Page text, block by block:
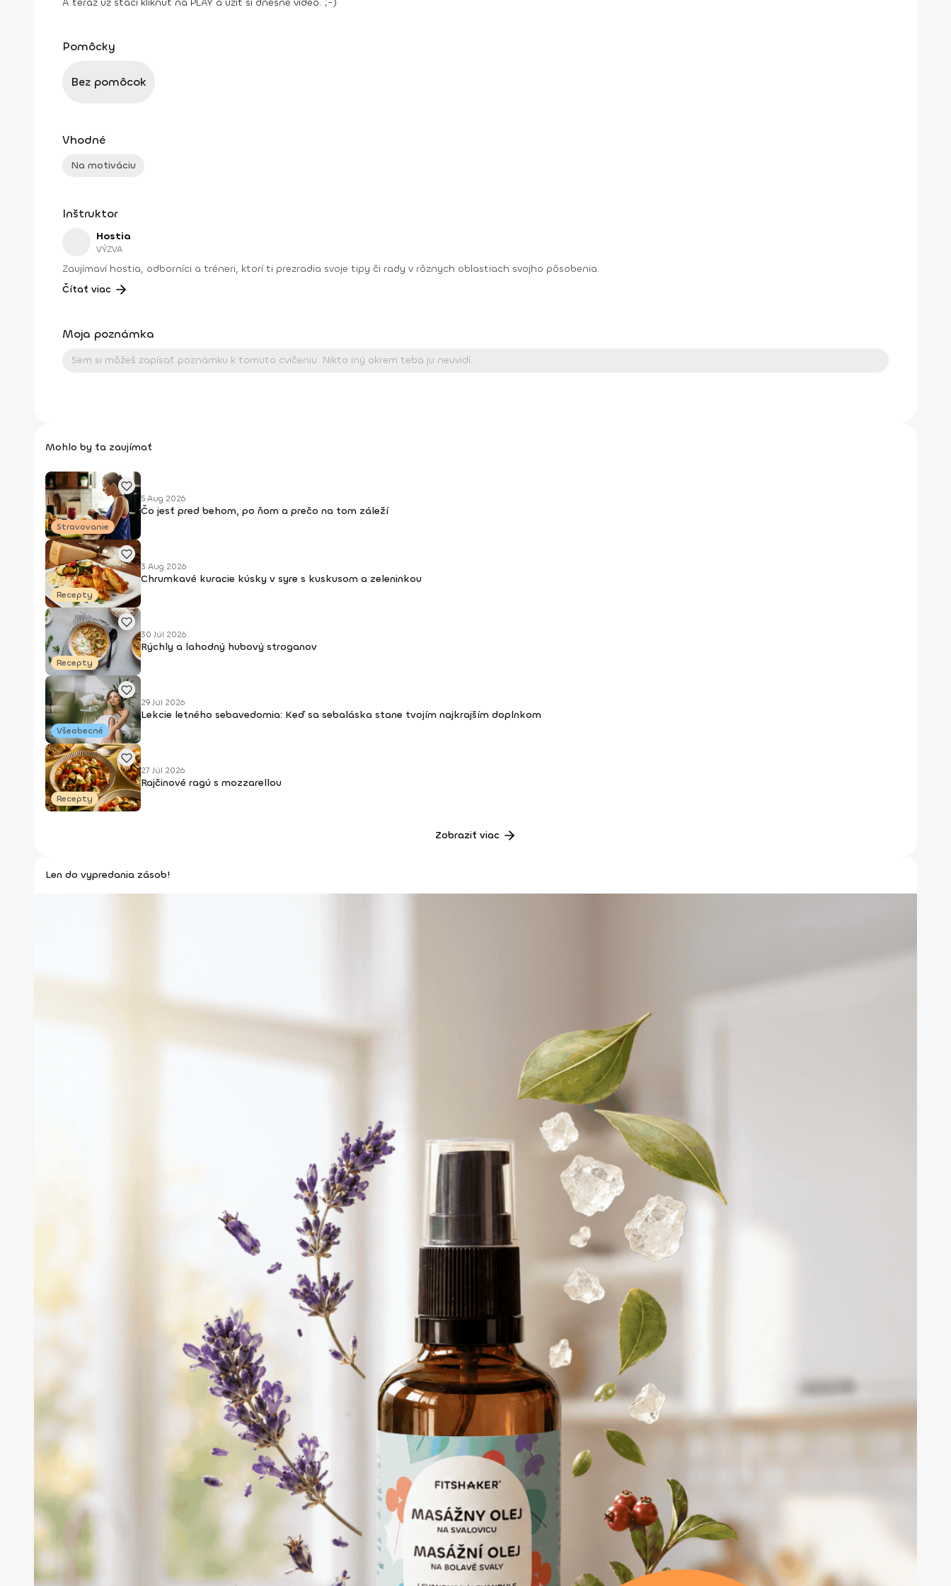
Pomôcky
Bez pomôcok
Vhodné
Na motiváciu
Inštruktor
Hostia
VÝZVA
Zaujímaví hostia, odborníci a tréneri, ktorí ti prezradia svoje tipy či rady v rôznych oblastiach svojho pôsobenia.
Čítať viac
Moja poznámka
Mohlo by ťa zaujímať
Stravovanie
5 Aug 2026
Čo jesť pred behom, po ňom a prečo na tom záleží
Recepty
3 Aug 2026
Chrumkavé kuracie kúsky v syre s kuskusom a zeleninkou
Recepty
30 Júl 2026
Rýchly a lahodný hubový stroganov
Všeobecné
29 Júl 2026
Lekcie letného sebavedomia: Keď sa sebaláska stane tvojím najkrajším doplnkom
Recepty
27 Júl 2026
Rajčinové ragú s mozzarellou
Zobraziť viac
Len do vypredania zásob!